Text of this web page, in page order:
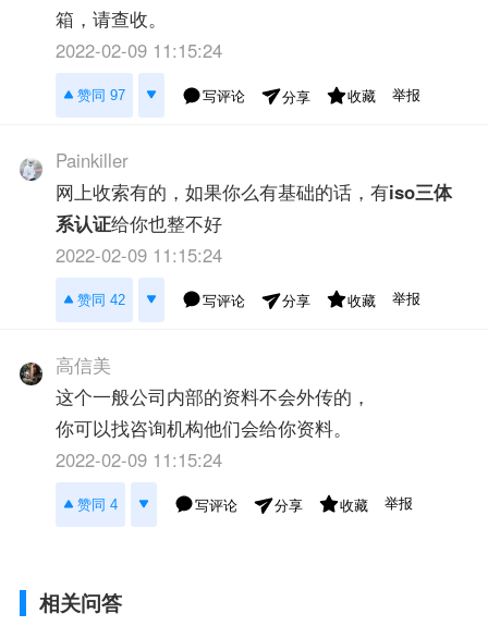
箱，请查收。
2022-02-09 11:15:24
赞同 97 写评论 分享 收藏 举报
Painkiller
网上收索有的，如果你么有基础的话，有iso三体
系认证给你也整不好
2022-02-09 11:15:24
赞同 42 写评论 分享 收藏 举报
高信美
这个一般公司内部的资料不会外传的，
你可以找咨询机构他们会给你资料。
2022-02-09 11:15:24
赞同 4 写评论 分享 收藏 举报
相关问答